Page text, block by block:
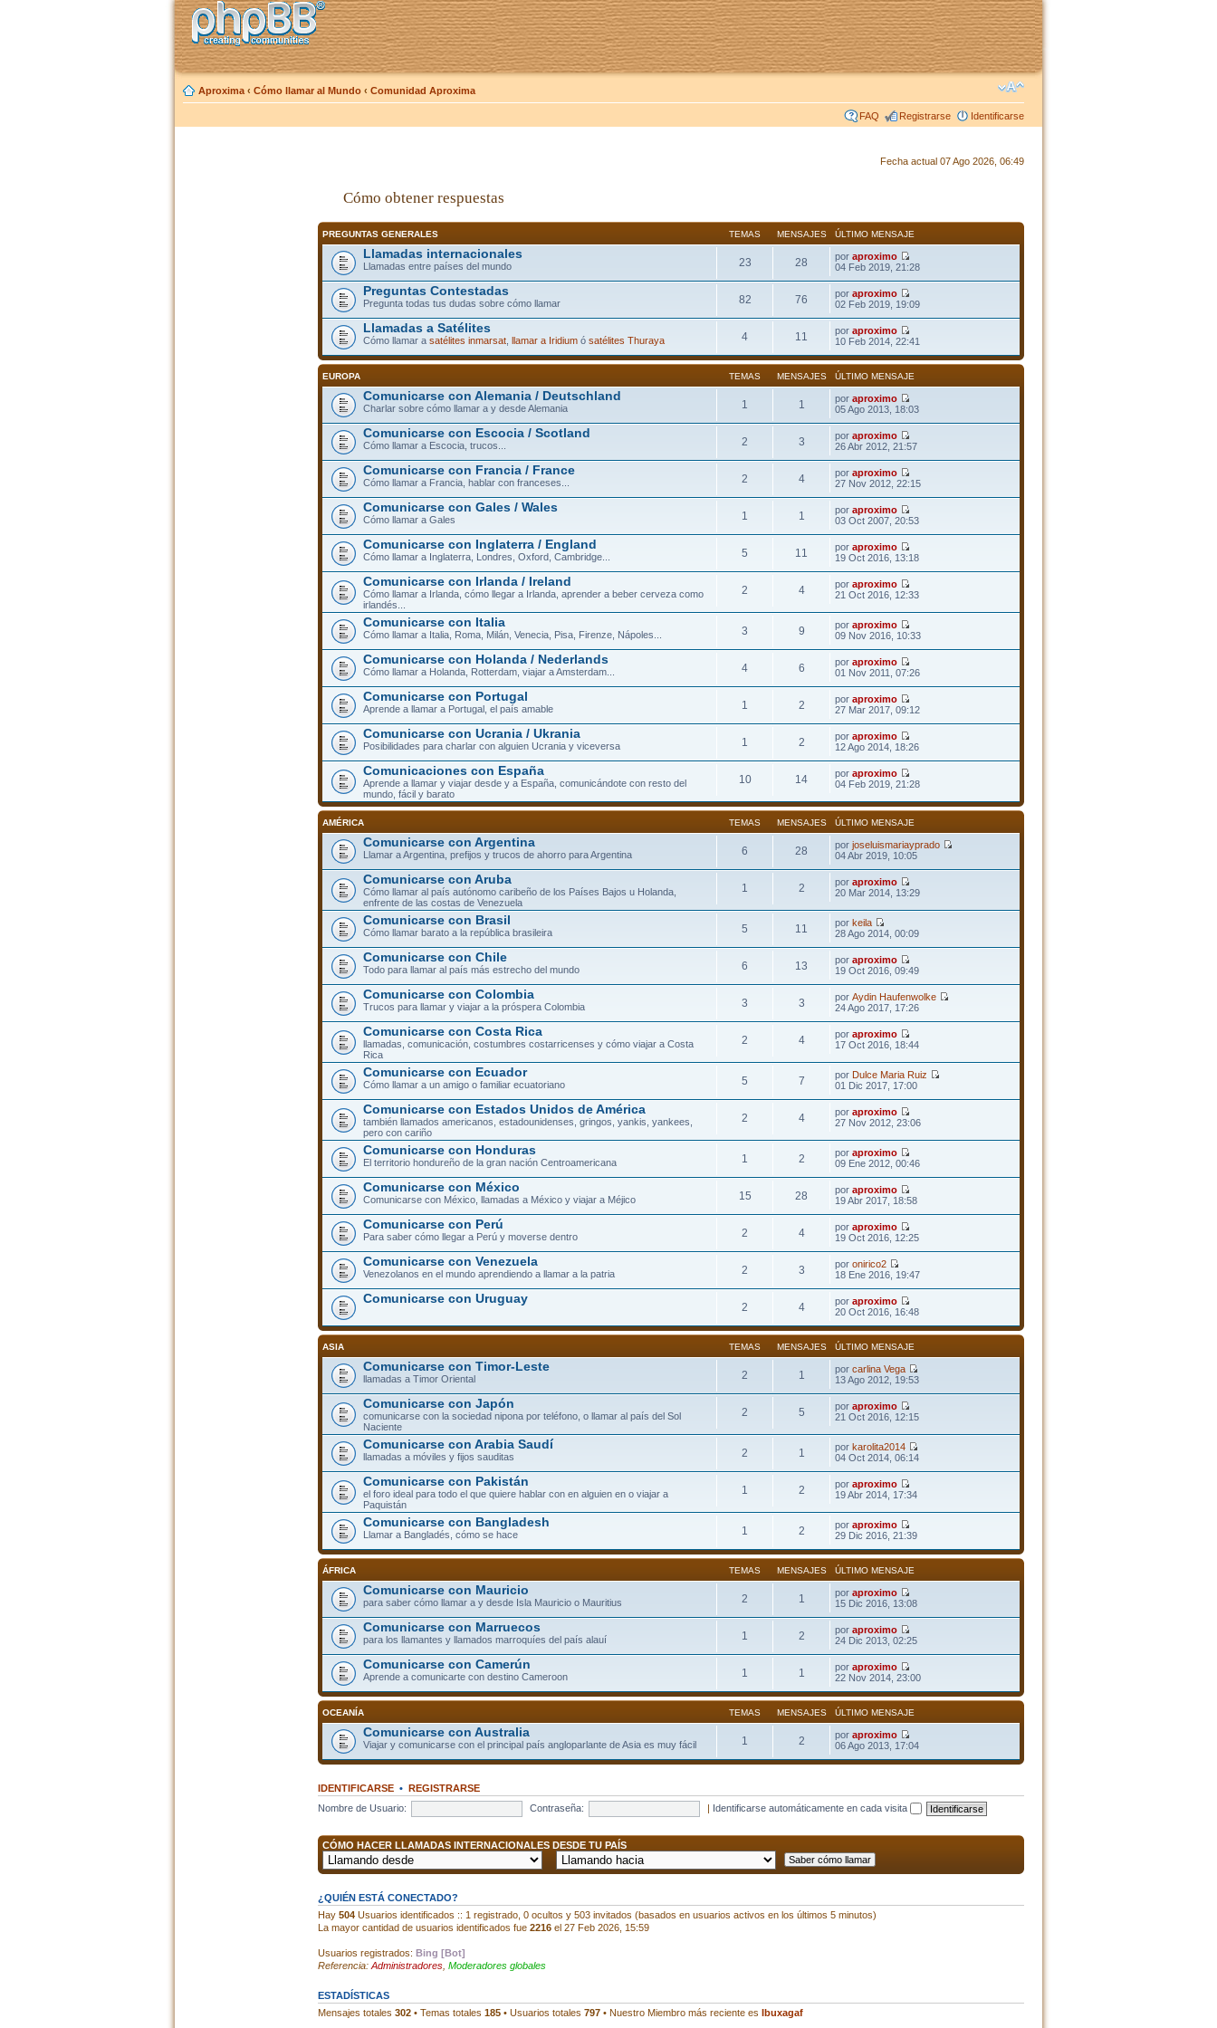
Aproxima ‹ Cómo llamar al Mundo ‹ Comunidad Aproxima
FAQ Registrarse Identificarse
Fecha actual 07 Ago 2026, 06:49
Cómo obtener respuestas
PREGUNTAS GENERALES TEMAS MENSAJES ÚLTIMO MENSAJE
Llamadas internacionales
Llamadas entre países del mundo 23 28 poraproximo
04 Feb 2019, 21:28
Preguntas Contestadas
Pregunta todas tus dudas sobre cómo llamar 82 76 poraproximo
02 Feb 2019, 19:09
Llamadas a Satélites
Cómo llamar a satélites inmarsat, llamar a Iridiumó satélites Thuraya 4 11 poraproximo
10 Feb 2014, 22:41
EUROPA TEMAS MENSAJES ÚLTIMO MENSAJE
Comunicarse con Alemania / Deutschland
Charlar sobre cómo llamar a y desde Alemania 1 1 poraproximo
05 Ago 2013, 18:03
Comunicarse con Escocia / Scotland
Cómo llamar a Escocia, trucos... 2 3 poraproximo
26 Abr 2012, 21:57
Comunicarse con Francia / France
Cómo llamar a Francia, hablar con franceses... 2 4 poraproximo
27 Nov 2012, 22:15
Comunicarse con Gales / Wales
Cómo llamar a Gales 1 1 poraproximo
03 Oct 2007, 20:53
Comunicarse con Inglaterra / England
Cómo llamar a Inglaterra, Londres, Oxford, Cambridge... 5 11 poraproximo
19 Oct 2016, 13:18
Comunicarse con Irlanda / Ireland
Cómo llamar a Irlanda, cómo llegar a Irlanda, aprender a beber cerveza como
irlandés...
2 4 poraproximo
21 Oct 2016, 12:33
Comunicarse con Italia
Cómo llamar a Italia, Roma, Milán, Venecia, Pisa, Firenze, Nápoles... 3 9 poraproximo
09 Nov 2016, 10:33
Comunicarse con Holanda / Nederlands
Cómo llamar a Holanda, Rotterdam, viajar a Amsterdam... 4 6 poraproximo
01 Nov 2011, 07:26
Comunicarse con Portugal
Aprende a llamar a Portugal, el país amable 1 2 poraproximo
27 Mar 2017, 09:12
Comunicarse con Ucrania / Ukrania
Posibilidades para charlar con alguien Ucrania y viceversa 1 2 poraproximo
12 Ago 2014, 18:26
Comunicaciones con España
Aprende a llamar y viajar desde y a España, comunicándote con resto del
mundo, fácil y barato
10 14 poraproximo
04 Feb 2019, 21:28
AMÉRICA TEMAS MENSAJES ÚLTIMO MENSAJE
Comunicarse con Argentina
Llamar a Argentina, prefijos y trucos de ahorro para Argentina 6 28 porjoseluismariayprado
04 Abr 2019, 10:05
Comunicarse con Aruba
Cómo llamar al país autónomo caribeño de los Países Bajos u Holanda,
enfrente de las costas de Venezuela
1 2 poraproximo
20 Mar 2014, 13:29
Comunicarse con Brasil
Cómo llamar barato a la república brasileira 5 11 porkeila
28 Ago 2014, 00:09
Comunicarse con Chile
Todo para llamar al país más estrecho del mundo 6 13 poraproximo
19 Oct 2016, 09:49
Comunicarse con Colombia
Trucos para llamar y viajar a la próspera Colombia 3 3 porAydin Haufenwolke
24 Ago 2017, 17:26
Comunicarse con Costa Rica
llamadas, comunicación, costumbres costarricenses y cómo viajar a Costa
Rica
2 4 poraproximo
17 Oct 2016, 18:44
Comunicarse con Ecuador
Cómo llamar a un amigo o familiar ecuatoriano 5 7 porDulce Maria Ruiz
01 Dic 2017, 17:00
Comunicarse con Estados Unidos de América
también llamados americanos, estadounidenses, gringos, yankis, yankees,
pero con cariño
2 4 poraproximo
27 Nov 2012, 23:06
Comunicarse con Honduras
El territorio hondureño de la gran nación Centroamericana 1 2 poraproximo
09 Ene 2012, 00:46
Comunicarse con México
Comunicarse con México, llamadas a México y viajar a Méjico 15 28 poraproximo
19 Abr 2017, 18:58
Comunicarse con Perú
Para saber cómo llegar a Perú y moverse dentro 2 4 poraproximo
19 Oct 2016, 12:25
Comunicarse con Venezuela
Venezolanos en el mundo aprendiendo a llamar a la patria 2 3 poronirico2
18 Ene 2016, 19:47
Comunicarse con Uruguay
2 4 poraproximo
20 Oct 2016, 16:48
ASIA TEMAS MENSAJES ÚLTIMO MENSAJE
Comunicarse con Timor-Leste
llamadas a Timor Oriental 2 1 porcarlina Vega
13 Ago 2012, 19:53
Comunicarse con Japón
comunicarse con la sociedad nipona por teléfono, o llamar al país del Sol
Naciente
2 5 poraproximo
21 Oct 2016, 12:15
Comunicarse con Arabia Saudí
llamadas a móviles y fijos sauditas 2 1 porkarolita2014
04 Oct 2014, 06:14
Comunicarse con Pakistán
el foro ideal para todo el que quiere hablar con en alguien en o viajar a
Paquistán
1 2 poraproximo
19 Abr 2014, 17:34
Comunicarse con Bangladesh
Llamar a Bangladés, cómo se hace 1 2 poraproximo
29 Dic 2016, 21:39
ÁFRICA TEMAS MENSAJES ÚLTIMO MENSAJE
Comunicarse con Mauricio
para saber cómo llamar a y desde Isla Mauricio o Mauritius 2 1 poraproximo
15 Dic 2016, 13:08
Comunicarse con Marruecos
para los llamantes y llamados marroquíes del país alauí 1 2 poraproximo
24 Dic 2013, 02:25
Comunicarse con Camerún
Aprende a comunicarte con destino Cameroon 1 1 poraproximo
22 Nov 2014, 23:00
OCEANÍA TEMAS MENSAJES ÚLTIMO MENSAJE
Comunicarse con Australia
Viajar y comunicarse con el principal país angloparlante de Asia es muy fácil 1 2 poraproximo
06 Ago 2013, 17:04
IDENTIFICARSE• REGISTRARSE
Nombre de Usuario:
Contraseña: | Identificarse automáticamente en cada visita
CÓMO HACER LLAMADAS INTERNACIONALES DESDE TU PAÍS
¿QUIÉN ESTÁ CONECTADO?
Hay 504Usuarios identificados :: 1 registrado, 0 ocultos y 503 invitados (basados en usuarios activos en los últimos 5 minutos)
La mayor cantidad de usuarios identificados fue 2216el 27 Feb 2026, 15:59
Usuarios registrados: Bing [Bot]
Referencia: Administradores, Moderadores globales
ESTADÍSTICAS
Mensajes totales 302• Temas totales 185• Usuarios totales 797• Nuestro Miembro más reciente es Ibuxagaf